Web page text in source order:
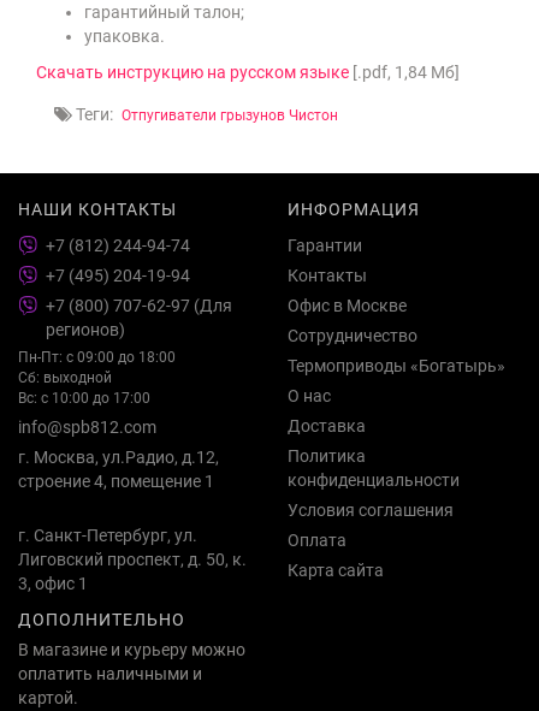
гарантийный талон;
упаковка.
Скачать инструкцию на русском языке [.pdf, 1,84 Мб]
Теги: Отпугиватели грызунов Чистон
НАШИ КОНТАКТЫ
+7 (812) 244-94-74
+7 (495) 204-19-94
+7 (800) 707-62-97 (Для
регионов)
Пн-Пт: с 09:00 до 18:00
Сб: выходной
Вс: с 10:00 до 17:00
info@spb812.com
г. Москва, ул.Радио, д.12,
строение 4, помещение 1
г. Санкт-Петербург, ул.
Лиговский проспект, д. 50, к.
3, офис 1
ИНФОРМАЦИЯ
Гарантии
Контакты
Офис в Москве
Сотрудничество
Термоприводы «Богатырь»
О нас
Доставка
Политика
конфиденциальности
Условия соглашения
Оплата
Карта сайта
ДОПОЛНИТЕЛЬНО
В магазине и курьеру можно
оплатить наличными и
картой.